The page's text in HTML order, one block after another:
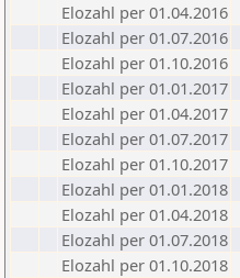
Elozahl per 01.04.2016
Elozahl per 01.07.2016
Elozahl per 01.10.2016
Elozahl per 01.01.2017
Elozahl per 01.04.2017
Elozahl per 01.07.2017
Elozahl per 01.10.2017
Elozahl per 01.01.2018
Elozahl per 01.04.2018
Elozahl per 01.07.2018
Elozahl per 01.10.2018